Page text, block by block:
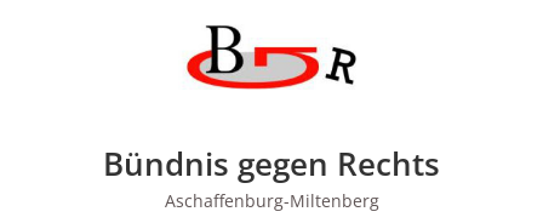
Bündnis gegen Rechts
Aschaffenburg-Miltenberg